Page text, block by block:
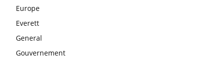
Europe
Everett
General
Gouvernement